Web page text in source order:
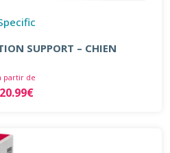
SUPPORT – CHIEN
partir de
20.99€